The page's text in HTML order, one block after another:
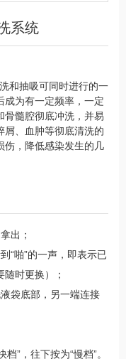
系统
和抽吸可同时进行的一
成为有一定频率，一定
骨髓腔彻底冲洗，并易
屑、血肿等彻底清洗的
伤，降低感染发生的几
出；
“啪”的一声，即表示已
时更换）；
袋底部，另一端连接
”，往下按为“慢档”。